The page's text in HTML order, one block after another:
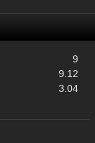
9
9.12
3.04